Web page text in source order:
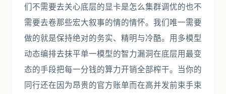
们不需要去关心底层的显卡是怎么集群调优的也不
需要去卷那些宏大叙事的情的情怀。我们唯一需要
做的就是保持绝对的务实、精明与冷酷。用多模型
动态编排去抹平单一模型的智力漏洞在底层用最变
态的手段把每一分钱的算力开销全部榨干。当你的
同行还在因为昂贵的官方账单而在高并发前束手束